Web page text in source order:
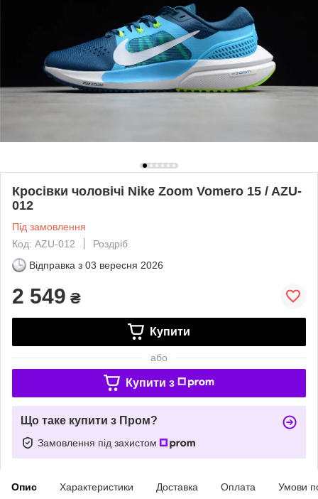
Кросівки чоловічі Nike Zoom Vomero 15 / AZU-
012
Під замовлення
Код: AZU-012
Роздріб
Відправка з 03 вересня 2026
2 549 ₴
Купити
або
Купити з
Що таке купити з Пром?
Замовлення під захистом
Опис Характеристики Доставка Оплата Умови